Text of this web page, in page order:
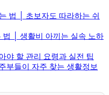
법 │ 초보자도 따라하는 쉬
법 │ 생활비 아끼는 실속 노하
야 할 관리 요령과 실전 팁
부들이 자주 찾는 생활정보